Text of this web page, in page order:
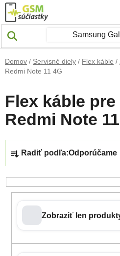
Prejsť na obsah
Domov / Servisné diely / Flex káble /
Redmi Note 11 4G
Flex káble pre
Redmi Note
Radiť podľa:Odporúčame
Zobraziť len